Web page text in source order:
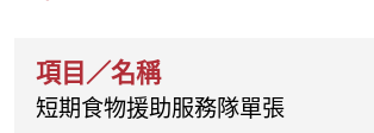
短期食物援助服務隊單張